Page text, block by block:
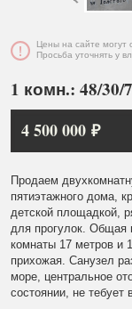
Цены на сайте могут
Просьба уточнять у
1 комн.: 48/30/
4 500 000 ₽
Продаем
пятиэтажного дома,
детской площадкой,
для прогулок. Общая
комнаты 17 метров и
прихожая. Санузел
море, центральное
состоянии, не тебует